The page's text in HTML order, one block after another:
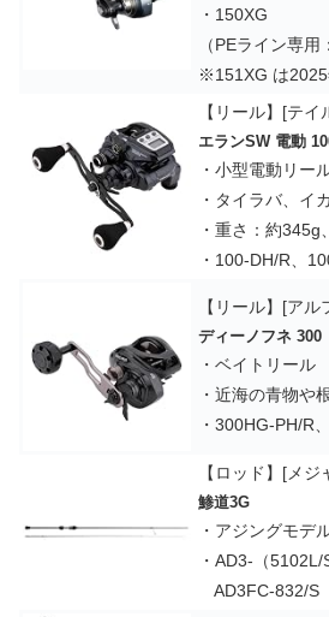
・150XG
（PEライン専
※151XG は
【リール】[テイ
エランSW 電動
・小型電動リー
・タイラバ、イ
・重さ：約
・100-DH/R、
【リール】[ア
ディーノフネ 300
・ベイトリール
・近海の青物や
・300HG-PH/R
【ロッド】[メ
鯵道3G
・アジングモデ
・AD3-（
AD3FC-832/S